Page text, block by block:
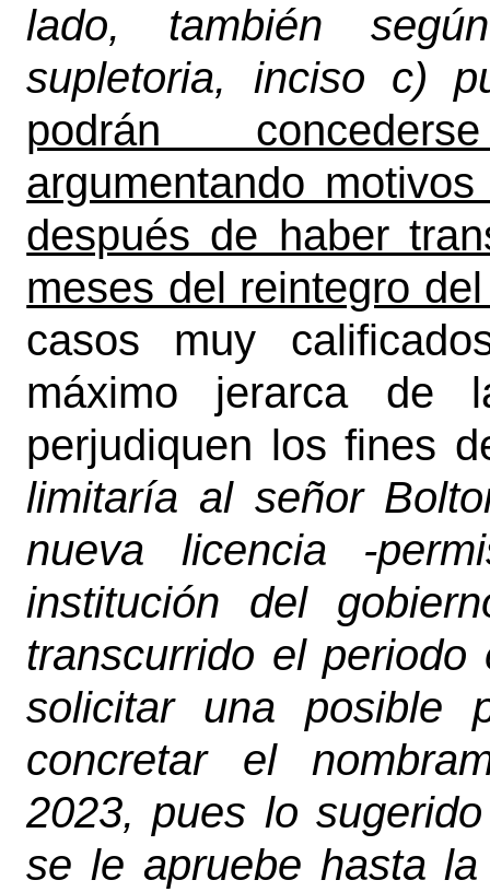
lado, también
supletoria, inciso c)
podrán
argumentando
después de haber
meses del reintegro
casos muy
máximo jerarca de
perjudiquen los fines
limitaría al señor
nueva licencia -
institución del
transcurrido el
solicitar una posible
concretar el
2023, pues lo
se le apruebe hasta